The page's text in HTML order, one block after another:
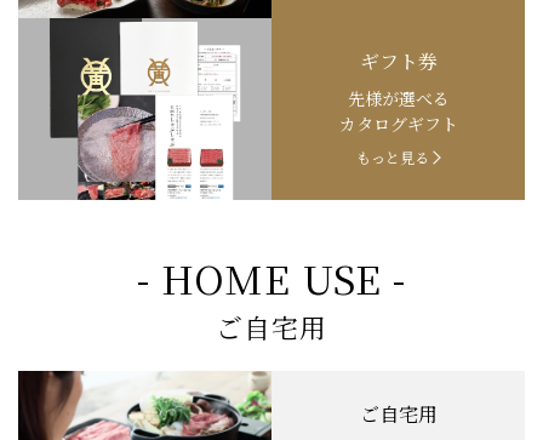
ギフト券
先様が選べる
カタログギフト
もっと見る
- HOME USE -
ご自宅用
ご自宅用